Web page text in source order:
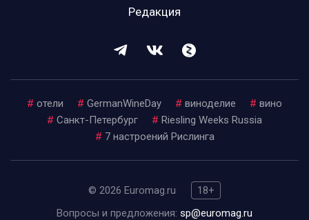
Редакция
# отели # GermanWineDay # виноделие # вино
# Санкт-Петербург # Riesling Weeks Russia
# 7 настроений Рислинга
© 2026 Euromag.ru
18+
Вопросы и предложения: sp@euromag.ru